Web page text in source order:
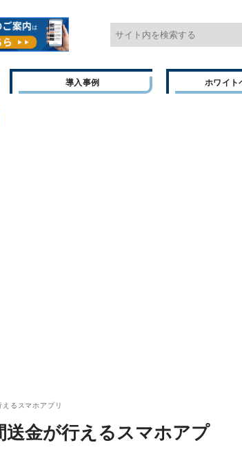
導入事例 ホワイト
るスマホアプリ
送金が行えるスマホアプ